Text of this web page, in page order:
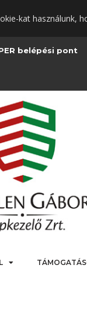
kat használunk,
belépési pont